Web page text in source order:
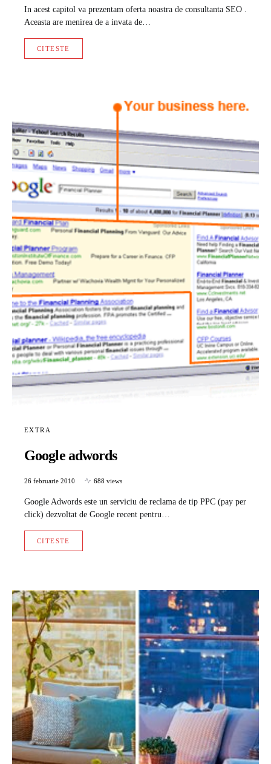
In acest capitol va prezentam oferta noastra de consultanta SEO .
Aceasta are menirea de a invata de…
CITESTE
EXTRA
Google adwords
26 februarie 2010 688 views
Google Adwords este un serviciu de reclama de tip PPC (pay per
click) dezvoltat de Google recent pentru…
CITESTE